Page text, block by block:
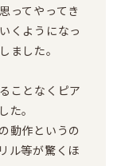
ってやってき
くようになっ
ました。
ことなくピア
た。
動作というの
ル等が驚くほ